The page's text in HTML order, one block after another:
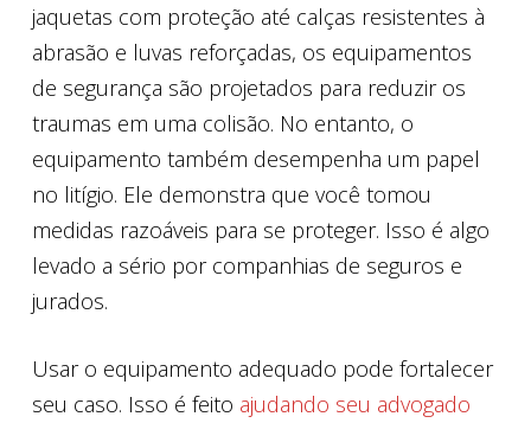
jaquetas com proteção até calças resistentes à
abrasão e luvas reforçadas, os equipamentos
de segurança são projetados para reduzir os
traumas em uma colisão. No entanto, o
equipamento também desempenha um papel
no litígio. Ele demonstra que você tomou
medidas razoáveis para se proteger. Isso é algo
levado a sério por companhias de seguros e
jurados.
Usar o equipamento adequado pode fortalecer
seu caso. Isso é feito ajudando seu advogado